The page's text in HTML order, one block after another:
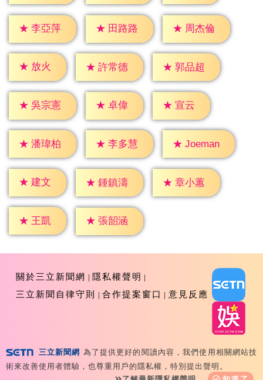
★ 李亞萍 ★ 田路路 ★ 周杰倫
★ 放火 ★ 許常德 ★ 郭品超
★ 吳宗憲 ★ 卓偉 ★ 宣云
★ 潘瑋柏 ★ 李多慧 ★ Joeman
★ 建文 ★ 鍾鎮濤 ★ 章小蕙
★ 王凱 ★ 張韶涵
關於三立新聞網
隱私權聲明
三立新聞自律守則
合作提案窗口 意見反應
Copyright ©2026 Sanlih E-Television All Rights
Reserved 版權所有 盜用必究 台北市內湖區舊宗路一段159
三立新聞網 為了提供更好的閱讀內容，我們使用相關網站技
術來改善使用者體驗，也尊重用戶的隱私權，特別提出聲明。